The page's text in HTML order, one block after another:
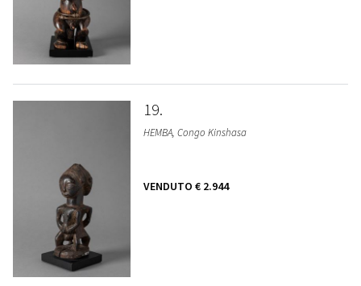
19
HEMBA, Congo Kinshasa
VENDUTO € 2.944